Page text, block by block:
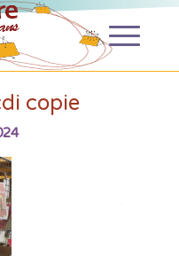
copie